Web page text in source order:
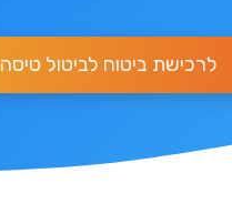
לרכישת ביטוח לביטול טיסה